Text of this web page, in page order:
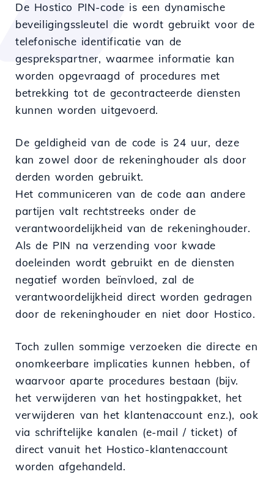
De Hostico PIN-code is een dynamische
beveiligingssleutel die wordt gebruikt voor de
telefonische identificatie van de
gesprekspartner, waarmee informatie kan
worden opgevraagd of procedures met
betrekking tot de gecontracteerde diensten
kunnen worden uitgevoerd.
De geldigheid van de code is 24 uur, deze
kan zowel door de rekeninghouder als door
derden worden gebruikt.
Het communiceren van de code aan andere
partijen valt rechtstreeks onder de
verantwoordelijkheid van de rekeninghouder.
Als de PIN na verzending voor kwade
doeleinden wordt gebruikt en de diensten
negatief worden beïnvloed, zal de
verantwoordelijkheid direct worden gedragen
door de rekeninghouder en niet door Hostico.
Toch zullen sommige verzoeken die directe en
onomkeerbare implicaties kunnen hebben, of
waarvoor aparte procedures bestaan (bijv.
het verwijderen van het hostingpakket, het
verwijderen van het klantenaccount enz.), ook
via schriftelijke kanalen (e-mail / ticket) of
direct vanuit het Hostico-klantenaccount
worden afgehandeld.